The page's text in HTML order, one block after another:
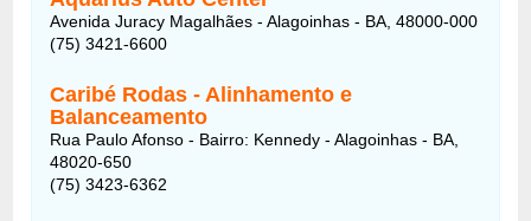
Avenida Juracy Magalhães - Alagoinhas - BA, 48000-000
(75) 3421-6600
Caribé Rodas - Alinhamento e
Balanceamento
Rua Paulo Afonso - Bairro: Kennedy - Alagoinhas - BA,
48020-650
(75) 3423-6362